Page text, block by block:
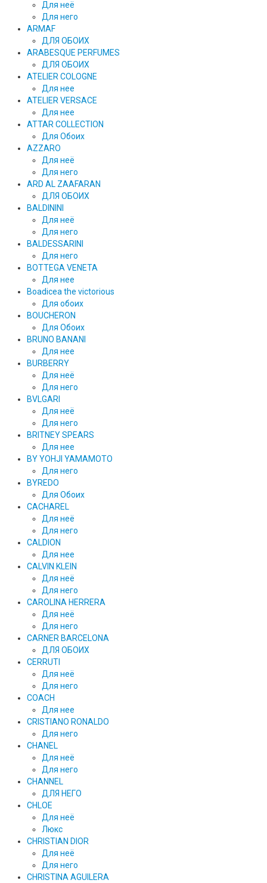
Для неё
Для него
ARMAF
ДЛЯ ОБОИХ
ARABESQUE PERFUMES
ДЛЯ ОБОИХ
ATELIER COLOGNE
Для нее
ATELIER VERSACE
Для нее
ATTAR COLLECTION
Для Обоих
AZZARO
Для неё
Для него
ARD AL ZAAFARAN
ДЛЯ ОБОИХ
BALDININI
Для неё
Для него
BALDESSARINI
Для него
BOTTEGA VENETA
Для нее
Boadicea the victorious
Для обоих
BOUCHERON
Для Обоих
BRUNO BANANI
Для нее
BURBERRY
Для неё
Для него
BVLGARI
Для неё
Для него
BRITNEY SPEARS
Для нее
BY YOHJI YAMAMOTO
Для него
BYREDO
Для Обоих
CACHAREL
Для неё
Для него
CALDION
Для нее
CALVIN KLEIN
Для неё
Для него
CAROLINA HERRERA
Для неё
Для него
CARNER BARCELONA
ДЛЯ ОБОИХ
CERRUTI
Для неё
Для него
COACH
Для нее
CRISTIANO RONALDO
Для него
CHANEL
Для неё
Для него
CHANNEL
ДЛЯ НЕГО
CHLOE
Для неё
Люкс
CHRISTIAN DIOR
Для неё
Для него
CHRISTINA AGUILERA